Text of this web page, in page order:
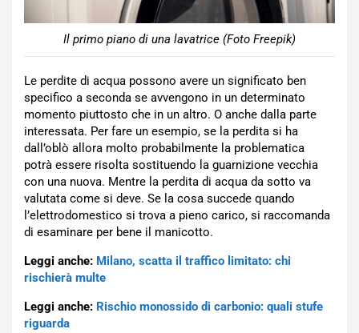
Il primo piano di una lavatrice (Foto Freepik)
Le perdite di acqua possono avere un significato ben
specifico a seconda se avvengono in un determinato
momento piuttosto che in un altro. O anche dalla parte
interessata. Per fare un esempio, se la perdita si ha
dall’oblò allora molto probabilmente la problematica
potrà essere risolta sostituendo la guarnizione vecchia
con una nuova. Mentre la perdita di acqua da sotto va
valutata come si deve. Se la cosa succede quando
l’elettrodomestico si trova a pieno carico, si raccomanda
di esaminare per bene il manicotto.
Leggi anche: Milano, scatta il traffico limitato: chi
rischierà multe
Leggi anche: Rischio monossido di carbonio: quali stufe
riguarda